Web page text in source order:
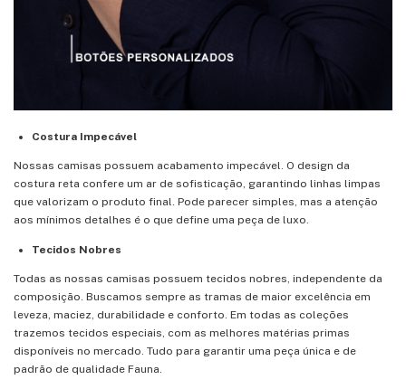
Costura Impecável
Nossas camisas possuem acabamento impecável. O design da
costura reta confere um ar de sofisticação, garantindo linhas limpas
que valorizam o produto final. Pode parecer simples, mas a atenção
aos mínimos detalhes é o que define uma peça de luxo.
Tecidos Nobres
Todas as nossas camisas possuem tecidos nobres, independente da
composição. Buscamos sempre as tramas de maior excelência em
leveza, maciez, durabilidade e conforto. Em todas as coleções
trazemos tecidos especiais, com as melhores matérias primas
disponíveis no mercado. Tudo para garantir uma peça única e de
padrão de qualidade Fauna.